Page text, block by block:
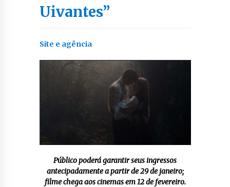
Uivantes”
Site e agência
Público poderá garantir seus ingressos
antecipadamente a partir de 29 de janeiro;
filme chega aos cinemas em 12 de fevereiro.